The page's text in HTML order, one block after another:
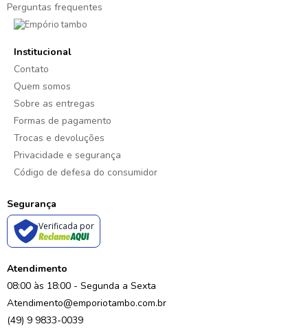
Perguntas frequentes
Institucional
Contato
Quem somos
Sobre as entregas
Formas de pagamento
Trocas e devoluções
Privacidade e segurança
Código de defesa do consumidor
Segurança
Verificada por
Atendimento
08:00 às 18:00 - Segunda a Sexta
Atendimento@emporiotambo.com.br
(49) 9 9833-0039